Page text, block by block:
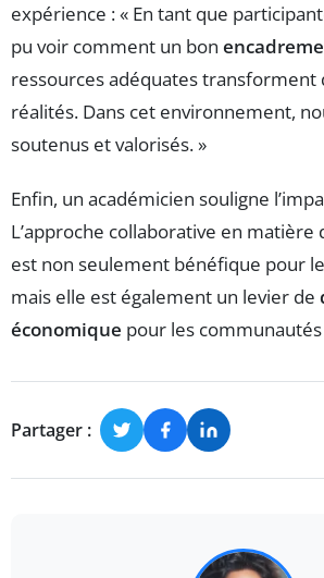
expérience : « En tant que
pu voir comment un bon
ressources adéquates transforment
réalités. Dans cet environnement,
soutenus et valorisés. »
Enfin, un académicien souligne
L’approche collaborative en matière
est non seulement bénéfique pour
mais elle est également un levier de
économique pour les communautés
Partager :